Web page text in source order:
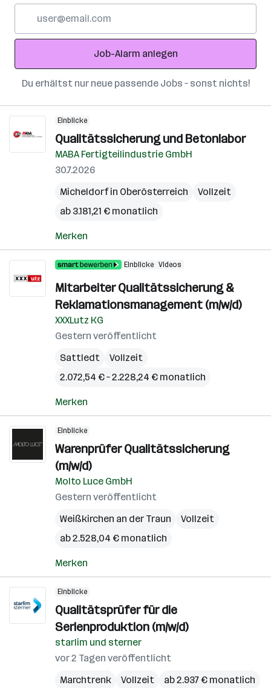
Adresse
Job-Alarm anlegen
Du erhältst nur neue passende Jobs – sonst nichts!
Einblicke
Qualitätssicherung und Betonlabor
MABA Fertigteilindustrie GmbH
30.7.2026
Micheldorf in Oberösterreich
Vollzeit
ab 3.181,21 € monatlich
Merken
Einblicke Videos
Mitarbeiter Qualitätssicherung &
Reklamationsmanagement (m/w/d)
XXXLutz KG
Gestern veröffentlicht
Sattledt
Vollzeit
2.072,54 € – 2.228,24 € monatlich
Merken
Einblicke
Warenprüfer Qualitätssicherung
(m/w/d)
Molto Luce GmbH
Gestern veröffentlicht
Weißkirchen an der Traun
Vollzeit
ab 2.528,04 € monatlich
Merken
Einblicke
Qualitätsprüfer für die
Serienproduktion (m/w/d)
starlim und sterner
vor 2 Tagen veröffentlicht
Marchtrenk
Vollzeit ab 2.937 € monatlich